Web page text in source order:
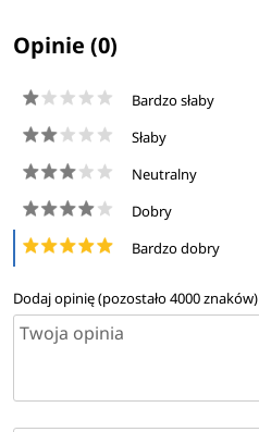
Opinie (0)
Bardzo słaby
Słaby
Neutralny
Dobry
Bardzo dobry
Dodaj opinię (pozostało4000znaków)